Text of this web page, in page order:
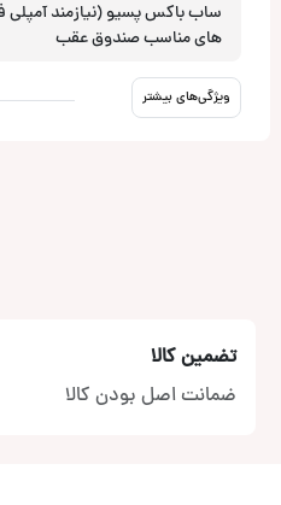
ساب باکس پسیو (نیازمند آمپلی
های مناسب صندوق عقب
ویژگی‌های بیشتر
تضمین کالا
ضمانت اصل بودن کالا